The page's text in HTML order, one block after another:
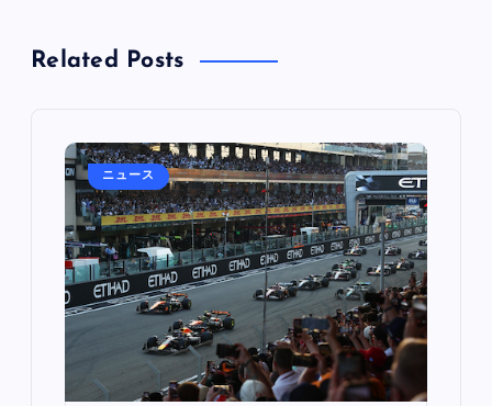
Related Posts
ニュース